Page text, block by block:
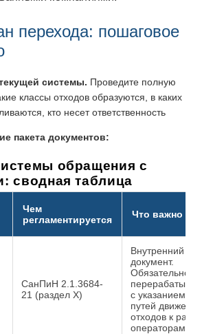
перехода: пошаговое
системы. Проведите полную
классы отходов образуются, в каких
кто несет ответственность
пакета документов:
обращения с
сводная таблица
Чем
регламентируется
Что важно
СанПиН 2.1.3684-
21 (раздел X)
Внутренний
документ.
Обязательно
с указанием
путей движения
отходов к
операторам.